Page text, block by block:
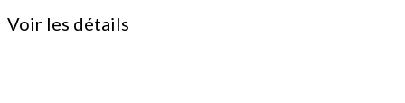
Voir les détails